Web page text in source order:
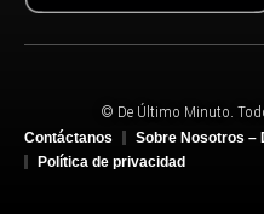
© De Último Minuto.
Contáctanos
Sobre Nosotros –
Política de privacidad